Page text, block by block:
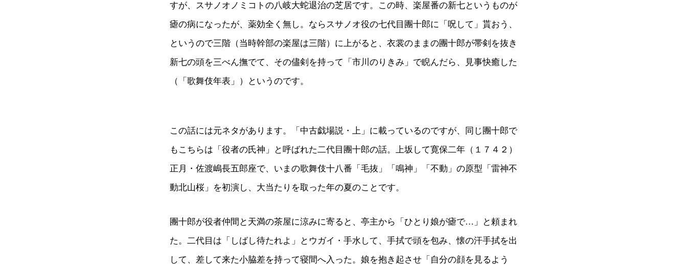
すが、スサノオノミコトの八岐大蛇退治の芝居です。この時、楽屋番の新七というものが
瘧の病になったが、薬効全く無し。ならスサノオ役の七代目團十郎に「呪して」貰おう、
というので三階（当時幹部の楽屋は三階）に上がると、衣裳のままの團十郎が帯剣を抜き
新七の頭を三べん撫でて、その儘剣を持って「市川のりきみ」で睨んだら、見事快癒した
（「歌舞伎年表」）というのです。
この話には元ネタがあります。「中古戯場説・上」に載っているのですが、同じ團十郎で
もこちらは「役者の氏神」と呼ばれた二代目團十郎の話。上坂して寛保二年（１７４２）
正月・佐渡嶋長五郎座で、いまの歌舞伎十八番「毛抜」「鳴神」「不動」の原型「雷神不
動北山桜」を初演し、大当たりを取った年の夏のことです。
團十郎が役者仲間と天満の茶屋に涼みに寄ると、亭主から「ひとり娘が瘧で…」と頼まれ
た。二代目は「しばし待たれよ」とウガイ・手水して、手拭で頭を包み、懐の汗手拭を出
して、差して来た小脇差を持って寝間へ入った。娘を抱き起させ「自分の顔を見るよう